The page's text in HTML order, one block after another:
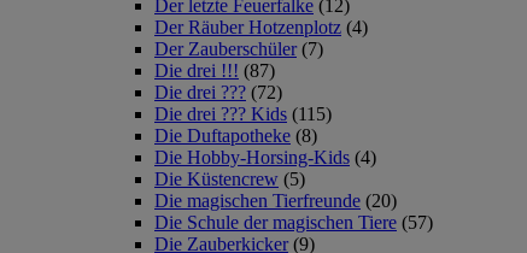
Der letzte Feuerfalke (12)
Der Räuber Hotzenplotz (4)
Der Zauberschüler (7)
Die drei !!! (87)
Die drei ??? (72)
Die drei ??? Kids (115)
Die Duftapotheke (8)
Die Hobby-Horsing-Kids (4)
Die Küstencrew (5)
Die magischen Tierfreunde (20)
Die Schule der magischen Tiere (57)
Die Zauberkicker (9)